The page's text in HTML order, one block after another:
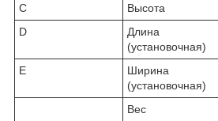
C
Высота
D
Длина
(установочная)
E
Ширина
(установочная)
Вес